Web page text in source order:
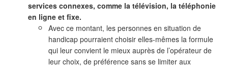
services connexes, comme la télévision, la téléphonie
en ligne et fixe.
Avec ce montant, les personnes en situation de
handicap pourraient choisir elles-mêmes la formule
qui leur convient le mieux auprès de l’opérateur de
leur choix, de préférence sans se limiter aux